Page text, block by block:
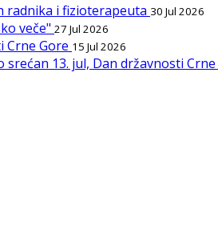
radnika i fizioterapeuta 30 Jul 2026
veče" 27 Jul 2026
Crne Gore 15 Jul 2026
13. jul, Dan državnosti